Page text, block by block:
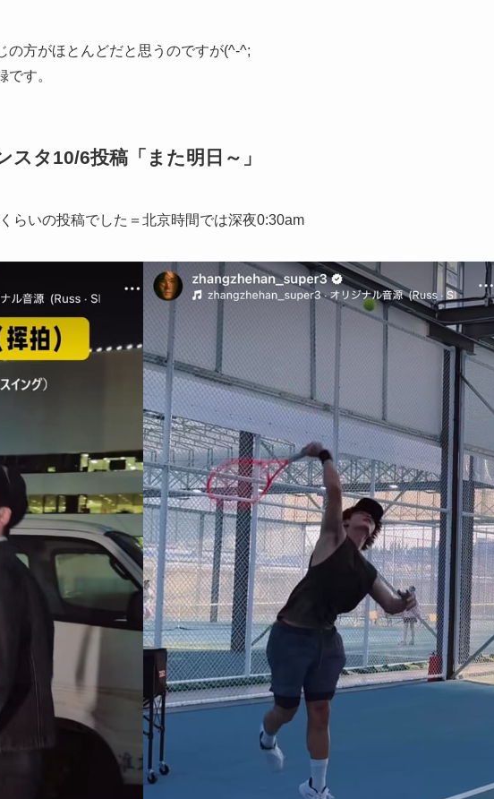
の方がほとんどだと思うのですが(^-^;
す。
タ10/6投稿「また明日～」
らいの投稿でした＝北京時間では深夜0:30am